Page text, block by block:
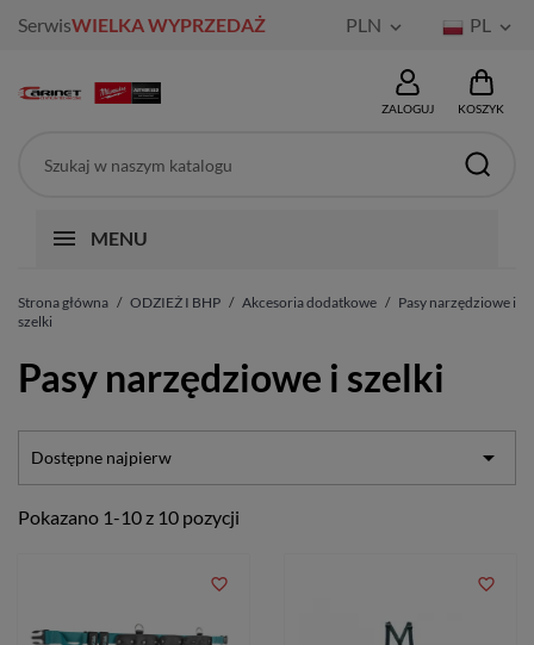
SerwisWIELKA WYPRZEDAŻ PLN  PL 
ZALOGUJ KOSZYK
MENU
Strona główna ODZIEŻ I BHP Akcesoria dodatkowe
Pasy narzędziowe i
szelki
Pasy narzędziowe i szelki
Dostępne najpierw 
Pokazano 1-10 z 10 pozycji
favorite_border favorite_border